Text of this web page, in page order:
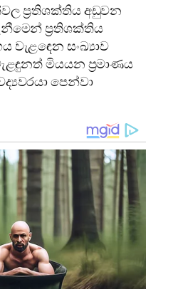
ප්‍රතිශක්තිය අඩුවන
ප්‍රතිශක්තිය
සංඛ්‍යාව
මියයන ප්‍රමාණය
පෙන්වා